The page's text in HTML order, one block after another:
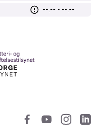
--:-- - --:--